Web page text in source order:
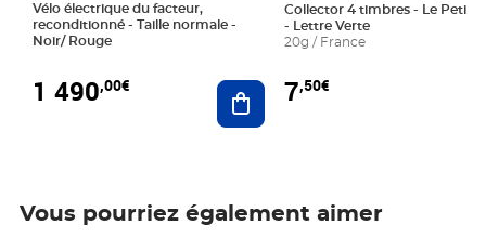
Vélo électrique du facteur,
reconditionné - Taille normale -
Noir/ Rouge
1 490,00€ Ajouter au panier
Collector 4 timbres - Le Petit
- Lettre Verte
20g / France
7,50€
Vous pourriez également aimer